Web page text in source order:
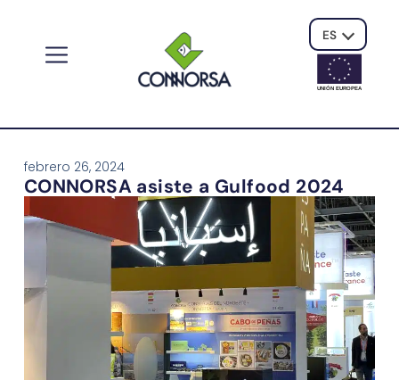
ES
UNIÓN EUROPEA
febrero 26, 2024
CONNORSA asiste a Gulfood 2024